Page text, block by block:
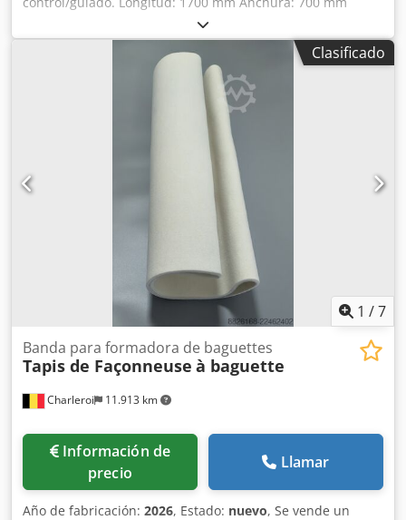
Grosor: 230 mm Altura sobre los apoyos: 940 mm Peso: 0,8
toneladas Dsdjzqzy Dopfx Adheck
Clasificado
1 /7
Charleroi 11.913 km
Banda para formadora de baguettes
Tapis de Façonneuse à baguette
Información de
precio
Llamar
Año de fabricación: 2026, Estado: nuevo, Se vende un